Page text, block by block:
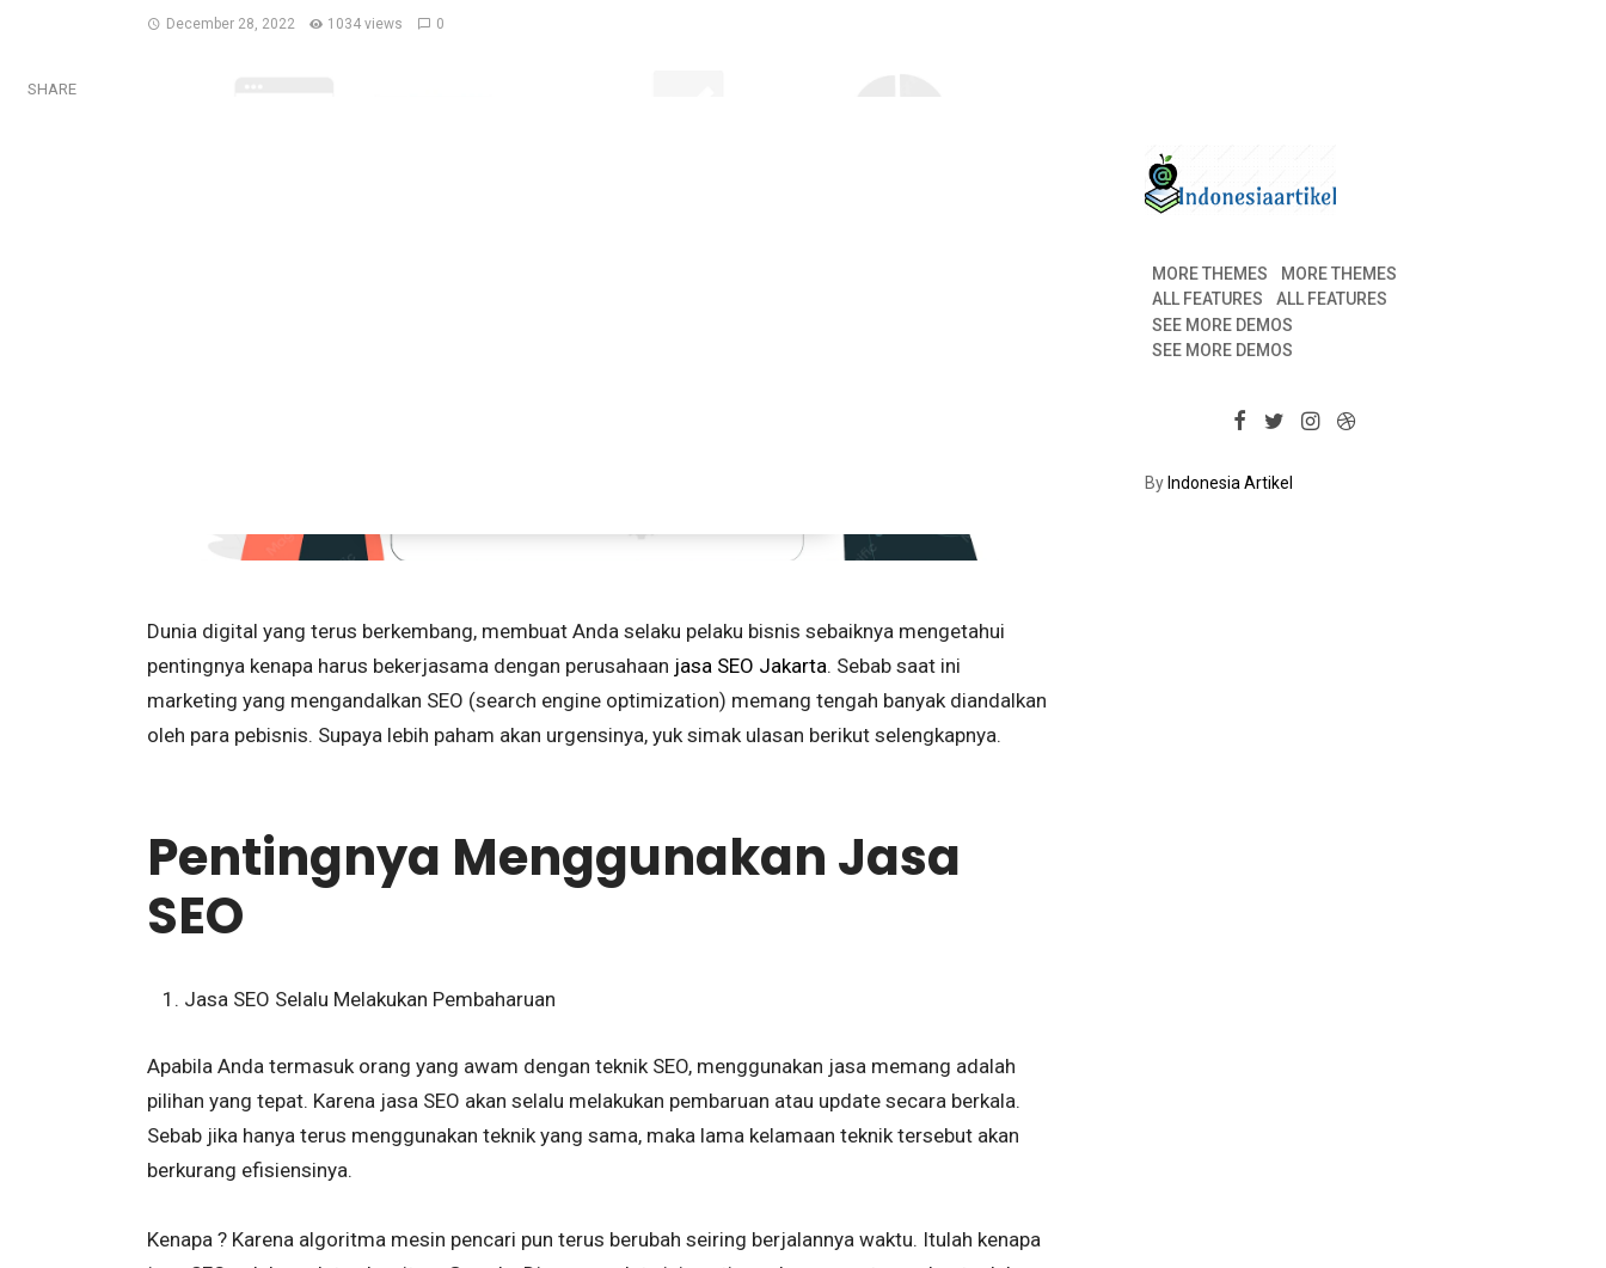
December 28, 2022 1034 views 0
SHARE
Dunia digital yang terus berkembang, membuat Anda selaku pelaku bisnis sebaiknya mengetahui
pentingnya kenapa harus bekerjasama dengan perusahaan jasa SEO Jakarta. Sebab saat ini
marketing yang mengandalkan SEO (search engine optimization) memang tengah banyak diandalkan
oleh para pebisnis. Supaya lebih paham akan urgensinya, yuk simak ulasan berikut selengkapnya.
Pentingnya Menggunakan Jasa
SEO
Jasa SEO Selalu Melakukan Pembaharuan
Apabila Anda termasuk orang yang awam dengan teknik SEO, menggunakan jasa memang adalah
pilihan yang tepat. Karena jasa SEO akan selalu melakukan pembaruan atau update secara berkala.
Sebab jika hanya terus menggunakan teknik yang sama, maka lama kelamaan teknik tersebut akan
berkurang efisiensinya.
Kenapa ? Karena algoritma mesin pencari pun terus berubah seiring berjalannya waktu. Itulah kenapa
MORE THEMES
MORE THEMES
ALL FEATURES
ALL FEATURES
SEE MORE DEMOS
SEE MORE DEMOS
ByIndonesia Artikel